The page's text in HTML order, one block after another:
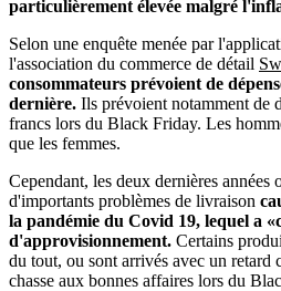
particulièrement élevée malgré
Selon une enquête menée par
l'association du commerce de détail
consommateurs prévoient de
dernière. Ils prévoient notamment de
francs lors du Black Friday. Les
que les femmes.
Cependant, les deux dernières années
d'importants problèmes de livraison
la pandémie du Covid 19, lequel a
d'approvisionnement. Certains
du tout, ou sont arrivés avec un retard
chasse aux bonnes affaires lors du